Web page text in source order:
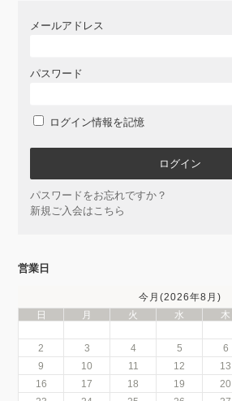
メールアドレス
パスワード
ログイン情報を記憶
パスワードをお忘れですか？
新規ご入会はこちら
営業日
今月(2026年8月)
日
月 火 水 木
2
3 4 5 6
9
10 11 12 13
16
17 18 19 20